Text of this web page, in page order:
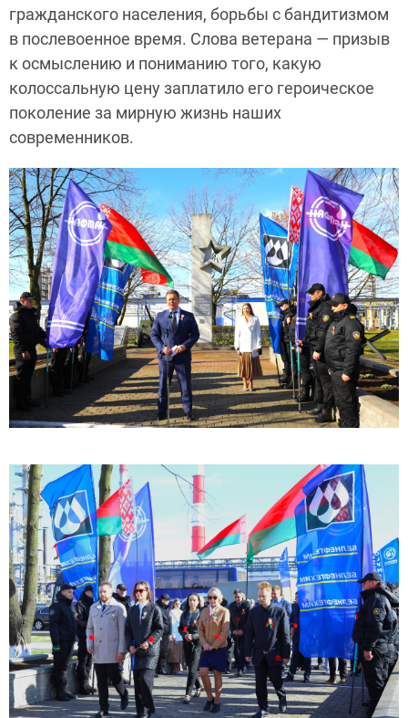
гражданского населения, борьбы с бандитизмом
в послевоенное время. Слова ветерана — призыв
к осмыслению и пониманию того, какую
колоссальную цену заплатило его героическое
поколение за мирную жизнь наших
современников.